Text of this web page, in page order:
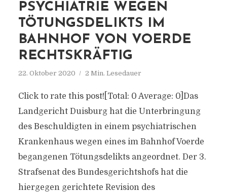
PSYCHIATRIE WEGEN
TÖTUNGSDELIKTS IM
BAHNHOF VON VOERDE
RECHTSKRÄFTIG
22. Oktober 2020 2 Min. Lesedauer
Click to rate this post![Total: 0 Average: 0]Das
Landgericht Duisburg hat die Unterbringung
des Beschuldigten in einem psychiatrischen
Krankenhaus wegen eines im Bahnhof Voerde
begangenen Tötungsdelikts angeordnet. Der 3.
Strafsenat des Bundesgerichtshofs hat die
hiergegen gerichtete Revision des